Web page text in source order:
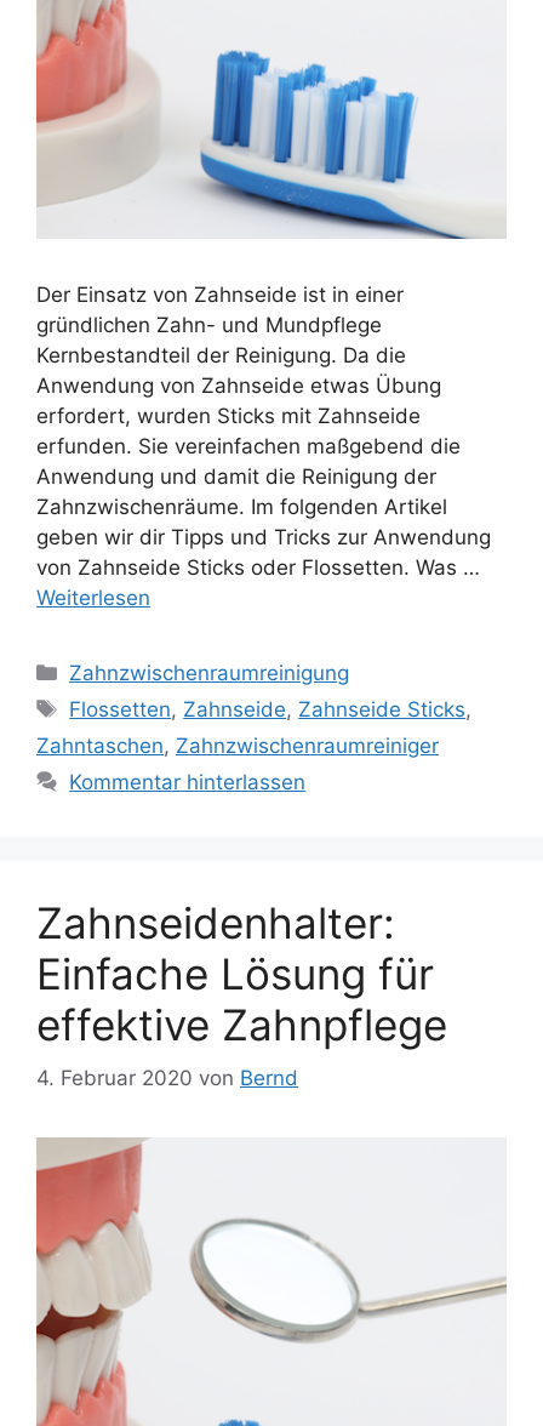
Der Einsatz von Zahnseide ist in einer
gründlichen Zahn- und Mundpflege
Kernbestandteil der Reinigung. Da die
Anwendung von Zahnseide etwas Übung
erfordert, wurden Sticks mit Zahnseide
erfunden. Sie vereinfachen maßgebend die
Anwendung und damit die Reinigung der
Zahnzwischenräume. Im folgenden Artikel
geben wir dir Tipps und Tricks zur Anwendung
von Zahnseide Sticks oder Flossetten. Was …
Weiterlesen
Kategorien
Zahnzwischenraumreinigung
Schlagwörter
Flossetten, Zahnseide, Zahnseide Sticks,
Zahntaschen, Zahnzwischenraumreiniger
Kommentar hinterlassen
Zahnseidenhalter:
Einfache Lösung für
effektive Zahnpflege
4. Februar 2020 von Bernd